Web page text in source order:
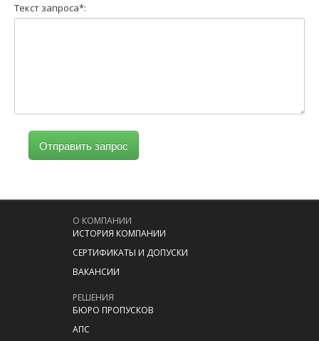
Текст запроса*:
Отправить запрос
О КОМПАНИИ
ИСТОРИЯ КОМПАНИИ
СЕРТИФИКАТЫ И ДОПУСКИ
ВАКАНСИИ
РЕШЕНИЯ
БЮРО ПРОПУСКОВ
АПС